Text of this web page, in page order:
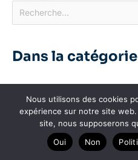
Dans la
Nous utilisons des cookies
expérience sur notre site
site, nous supposerons
Oui
Non